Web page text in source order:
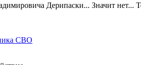
Дерипаски... Значит
СВО